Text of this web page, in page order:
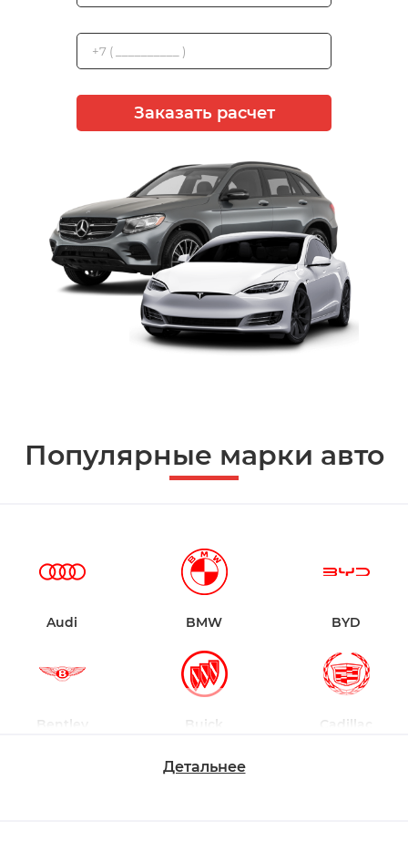
Заказать расчет
Популярные марки авто
Audi BMW BYD
Bentley Buick Cadillac
Детальнее